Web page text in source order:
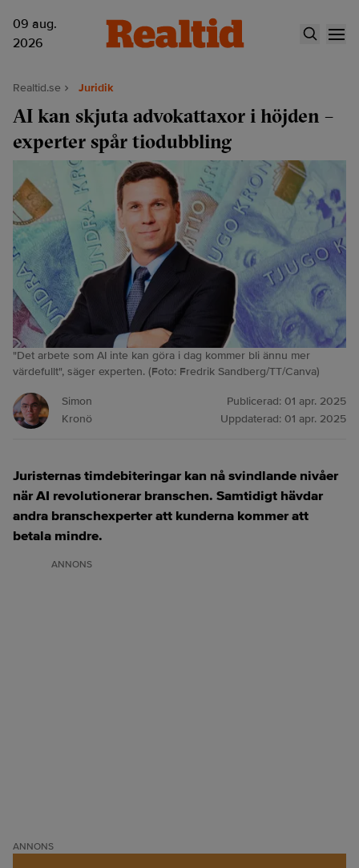
09 aug.
2026
Realtid.se Juridik
AI kan skjuta advokattaxor i höjden –
experter spår tiodubbling
"Det arbete som AI inte kan göra i dag kommer bli ännu mer
värdefullt", säger experten. (Foto: Fredrik Sandberg/TT/Canva)
Simon
Kronö
Publicerad: 01 apr. 2025
Uppdaterad: 01 apr. 2025
Juristernas timdebiteringar kan nå svindlande nivåer
när AI revolutionerar branschen. Samtidigt hävdar
andra branschexperter att kunderna kommer att
betala mindre.
ANNONS
ANNONS